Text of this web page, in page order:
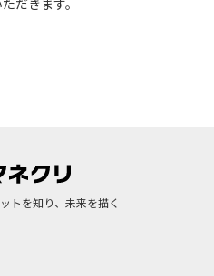
だきます。
トを知り、未来を描く